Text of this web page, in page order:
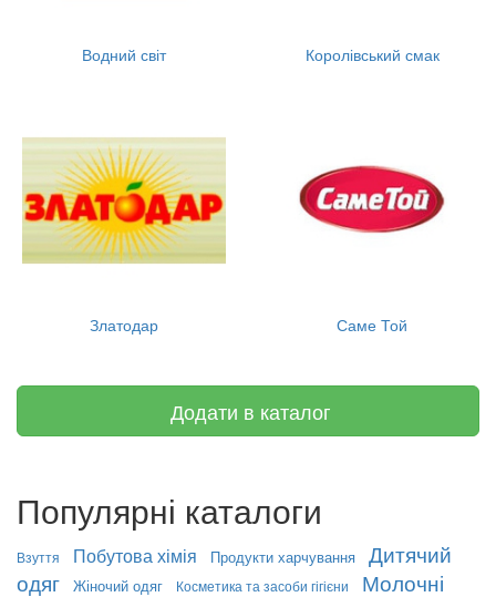
Водний світ Королівський смак
Златодар Саме Той
Додати в каталог
Популярні каталоги
Взуття Побутова хімія Продукти харчування
Дитячий
одяг
Жіночий одяг Косметика та засоби гігієни
Молочні